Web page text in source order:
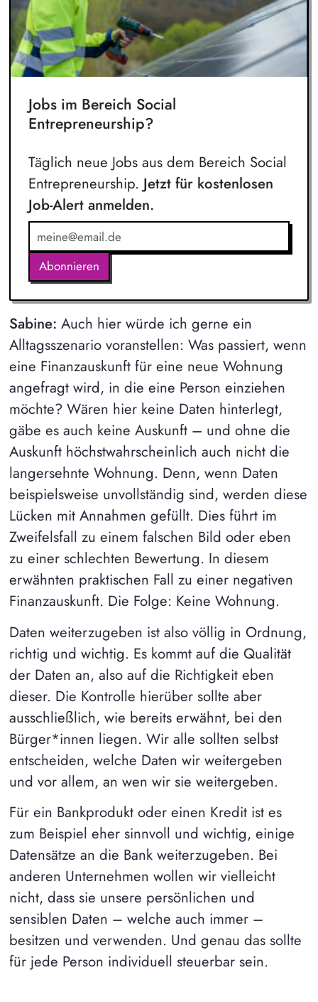
Jobs im Bereich Social
Entrepreneurship?
Täglich neue Jobs aus dem Bereich Social
Entrepreneurship. Jetzt für kostenlosen
Job-Alert anmelden.
Abonnieren
Sabine: Auch hier würde ich gerne ein
Alltagsszenario voranstellen: Was passiert, wenn
eine Finanzauskunft für eine neue Wohnung
angefragt wird, in die eine Person einziehen
möchte? Wären hier keine Daten hinterlegt,
gäbe es auch keine Auskunft – und ohne die
Auskunft höchstwahrscheinlich auch nicht die
langersehnte Wohnung. Denn, wenn Daten
beispielsweise unvollständig sind, werden diese
Lücken mit Annahmen gefüllt. Dies führt im
Zweifelsfall zu einem falschen Bild oder eben
zu einer schlechten Bewertung. In diesem
erwähnten praktischen Fall zu einer negativen
Finanzauskunft. Die Folge: Keine Wohnung.
Daten weiterzugeben ist also völlig in Ordnung,
richtig und wichtig. Es kommt auf die Qualität
der Daten an, also auf die Richtigkeit eben
dieser. Die Kontrolle hierüber sollte aber
ausschließlich, wie bereits erwähnt, bei den
Bürger*innen liegen. Wir alle sollten selbst
entscheiden, welche Daten wir weitergeben
und vor allem, an wen wir sie weitergeben.
Für ein Bankprodukt oder einen Kredit ist es
zum Beispiel eher sinnvoll und wichtig, einige
Datensätze an die Bank weiterzugeben. Bei
anderen Unternehmen wollen wir vielleicht
nicht, dass sie unsere persönlichen und
sensiblen Daten – welche auch immer –
besitzen und verwenden. Und genau das sollte
für jede Person individuell steuerbar sein.